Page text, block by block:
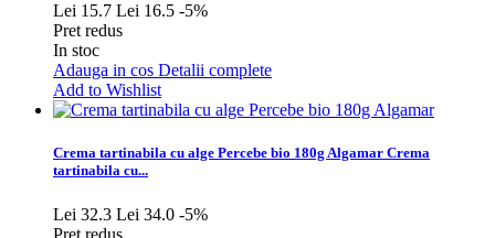
Lei 15.7 Lei 16.5 -5%
Pret redus
In stoc
Adauga in cos Detalii complete
Add to Wishlist
Crema tartinabila cu alge Percebe bio 180g Algamar Crema
tartinabila cu...
Lei 32.3 Lei 34.0 -5%
Pret redus